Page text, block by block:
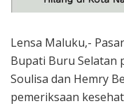
Lensa Maluku,-
Bupati Buru Selatan
Soulisa dan Hemry
pemeriksaan